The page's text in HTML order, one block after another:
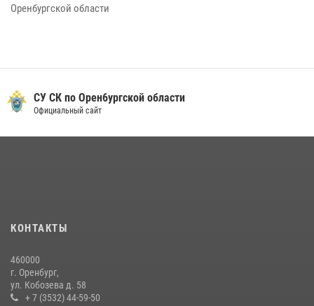
Оренбургской области
СУ СК по Орен6ургской области
Официальный сайт
КОНТАКТЫ
460000
г. Оренбург,
ул. Кобозева д. 58
+ 7 (3532) 44-59-50